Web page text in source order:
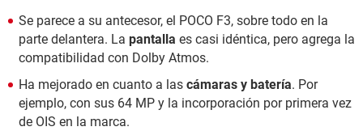
Se parece a su antecesor, el POCO F3, sobre todo en la
parte delantera. La pantalla es casi idéntica, pero agrega la
compatibilidad con Dolby Atmos.
Ha mejorado en cuanto a las cámaras y batería. Por
ejemplo, con sus 64 MP y la incorporación por primera vez
de OIS en la marca.